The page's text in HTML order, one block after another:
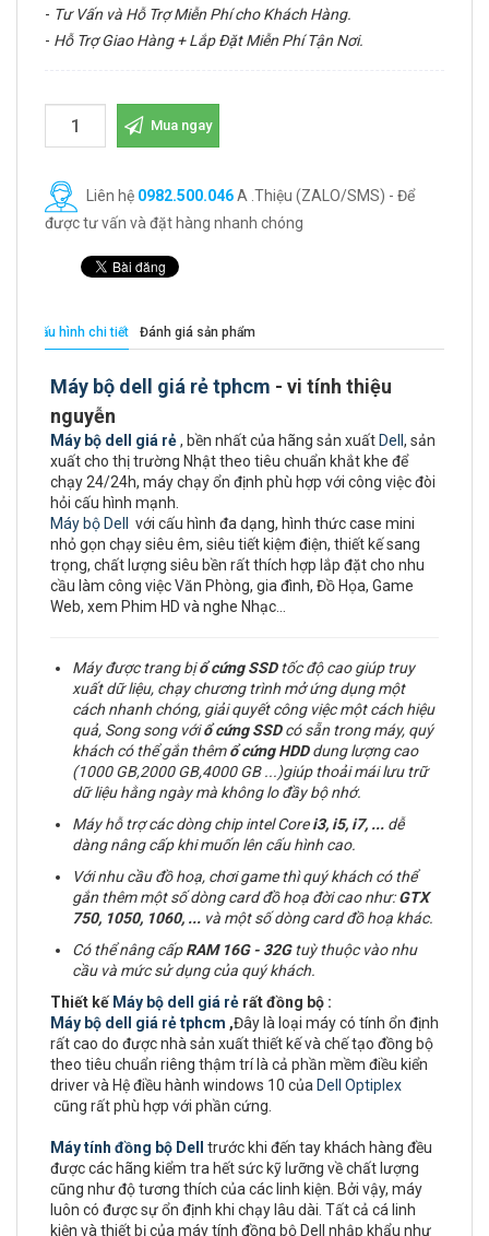
- Tư Vấn và Hỗ Trợ Miễn Phí cho Khách Hàng.
- Hỗ Trợ Giao Hàng + Lắp Đặt Miễn Phí Tận Nơi.
Mua ngay
Liên hệ 0982.500.046A .Thiệu (ZALO/SMS) - Để
được tư vấn và đặt hàng nhanh chóng
Cấu hình chi tiết Đánh giá sản phẩm
Máy bộ dell giá rẻ tphcm - vi tính thiệu
nguyễn
Máy bộ dell giá rẻ, bền nhất của hãng sản xuất Dell , sản
xuất cho thị trường Nhật theo tiêu chuẩn khắt khe để
chạy 24/24h, máy chạy ổn định phù hợp với công việc đòi
hỏi cấu hình mạnh.
Máy bộ Dell
với cấu hình đa dạng, hình thức case mini
nhỏ gọn chạy siêu êm, siêu tiết kiệm điện, thiết kế sang
trọng, chất lượng siêu bền rất thích hợp lắp đặt cho nhu
cầu làm công việc Văn Phòng, gia đình, Đồ Họa, Game
Web, xem Phim HD và nghe Nhạc…
Máy được trang bịổ cứng SSDtốc độ cao giúp truy
xuất dữ liệu, chạy chương trình mở ứng dụng một
cách nhanh chóng, giải quyết công việc một cách hiệu
quả, Song song vớiổ cứng SSDcó sẵn trong máy, quý
khách có thể gắn thêmổ cứng HDDdung lượng cao
(1000 GB,2000 GB,4000 GB ...)giúp thoải mái lưu trữ
dữ liệu hằng ngày mà không lo đầy bộ nhớ.
Máy hỗ trợ các dòng chip intel Corei3, i5, i7, ... dễ
dàng nâng cấp khi muốn lên cấu hình cao.
Với nhu cầu đồ hoạ, chơi game thì quý khách có thể
gắn thêm một số dòng card đồ hoạ đời cao như:GTX
750, 1050, 1060, ... và một số dòng card đồ hoạ khác.
Có thể nâng cấpRAM 16G - 32Gtuỳ thuộc vào nhu
cầu và mức sử dụng của quý khách.
Thiết kế Máy bộ dell giá rẻ rất đồng bộ :
Máy bộ dell giá rẻ tphcm ,Đây là loại máy có tính ổn định
rất cao do được nhà sản xuất thiết kế và chế tạo đồng bộ
theo tiêu chuẩn riêng thậm trí là cả phần mềm điều kiển
driver và Hệ điều hành windows 10 của Dell Optiplex
cũng rất phù hợp với phần cứng.
Máy tính đồng bộ Dell
trước khi đến tay khách hàng đều
được các hãng kiểm tra hết sức kỹ lưỡng về chất lượng
cũng như độ tương thích của các linh kiện. Bởi vậy, máy
luôn có được sự ổn định khi chạy lâu dài. Tất cả cá linh
kiện và thiết bị của máy tính đồng bộ Dell nhập khẩu như